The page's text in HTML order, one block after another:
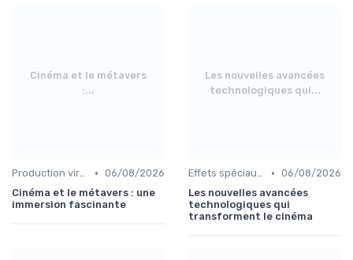
Cinéma et le métavers
:...
Production virtuelle et volumes LED • 06/08/2026
Cinéma et le métavers : une
immersion fascinante
Les nouvelles avancées
technologiques qui...
Effets spéciaux et VFX • 06/08/2026
Les nouvelles avancées
technologiques qui
transforment le cinéma